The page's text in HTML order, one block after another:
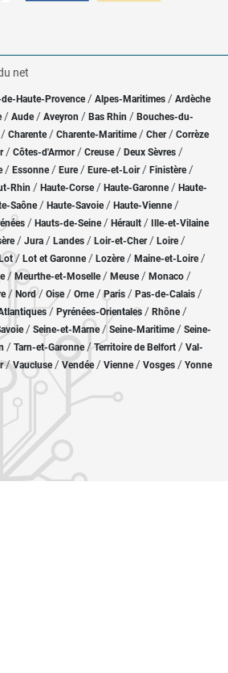
net
Haute-Provence / Alpes-Maritimes / Ardèche
/ Aude / Aveyron / Bas Rhin / Bouches-du-
/ Charente / Charente-Maritime/ Cher / Corrèze
/ Côtes-d'Armor/ Creuse/ Deux Sèvres /
/ Essonne / Eure/ Eure-et-Loir / Finistère/
Rhin / Haute-Corse/ Haute-Garonne/ Haute-
Saône/ Haute-Savoie/ Haute-Vienne/
/ Hauts-de-Seine/ Hérault / Ille-et-Vilaine
/ Jura / Landes / Loir-et-Cher/ Loire/
Lot/ Lot et Garonne/ Lozère / Maine-et-Loire/
/ Meurthe-et-Moselle/ Meuse/ Monaco /
/ Nord/ Oise / Orne/Paris / Pas-de-Calais /
/ Pyrénées-Orientales / Rhône/
/ Seine-et-Marne/ Seine-Maritime/ Seine-
/ Tarn-et-Garonne/Territoire de Belfort / Val-
/Vaucluse/ Vendée/ Vienne/ Vosges / Yonne